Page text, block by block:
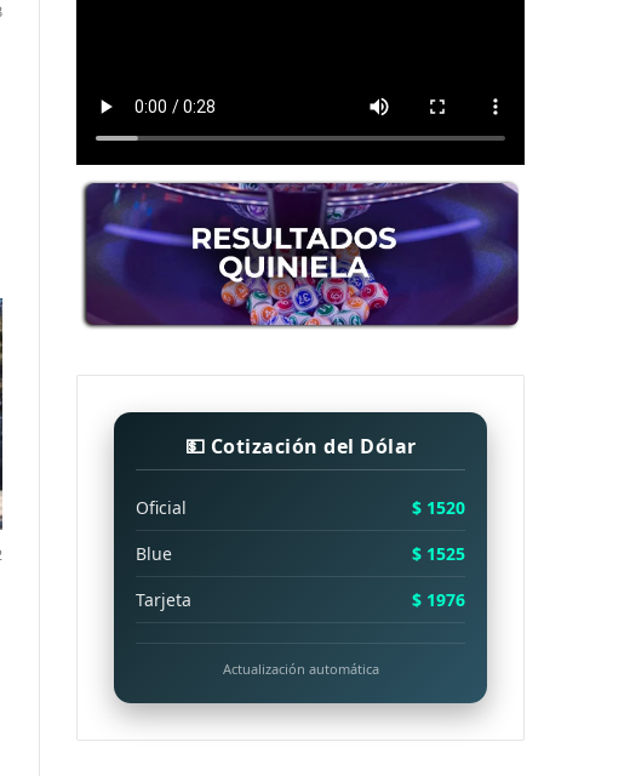
💵 Cotización del Dólar
Oficial
$ 1520
Blue
$ 1525
Tarjeta
$ 1976
Actualización automática